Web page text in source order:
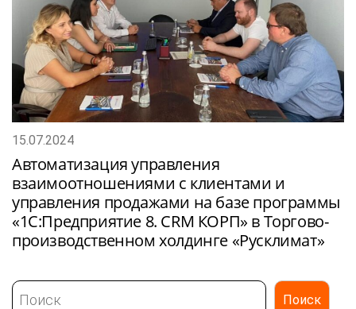
15.07.2024
Автоматизация управления
взаимоотношениями с клиентами и
управления продажами на базе программы
«1С:Предприятие 8. CRM КОРП» в Торгово-
производственном холдинге «Русклимат»
Поиск
Поиск